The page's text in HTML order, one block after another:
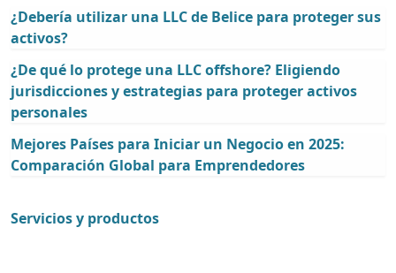
¿Debería utilizar una LLC de Belice para proteger sus
activos?
¿De qué lo protege una LLC offshore? Eligiendo
jurisdicciones y estrategias para proteger activos
personales
Mejores Países para Iniciar un Negocio en 2025:
Comparación Global para Emprendedores
Servicios y productos